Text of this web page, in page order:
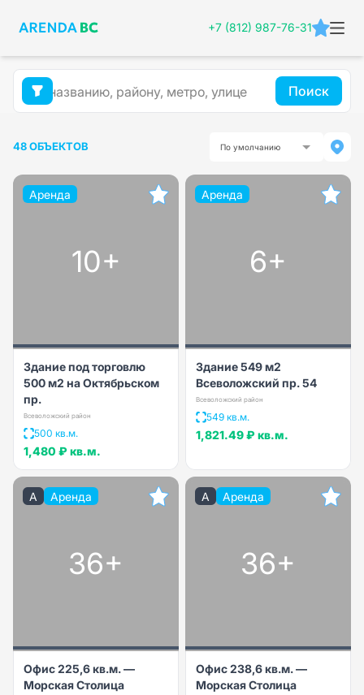
+7 (812) 987-76-31
Поиск
48 ОБЪЕКТОВ По умолчанию
Аренда
10+
Здание под торговлю
500 м2 на Октябрьском
пр.
Всеволожский район
500 кв.м.
1,480 ₽ кв.м.
Аренда
6+
Здание 549 м2
Всеволожский пр. 54
Всеволожский район
549 кв.м.
1,821.49 ₽ кв.м.
A Аренда
36+
Офис 225,6 кв.м. —
Морская Столица
A Аренда
36+
Офис 238,6 кв.м. —
Морская Столица